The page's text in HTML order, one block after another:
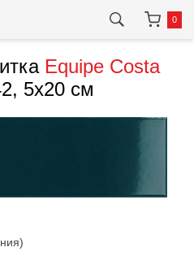
0
Equipe Costa
5x20 см